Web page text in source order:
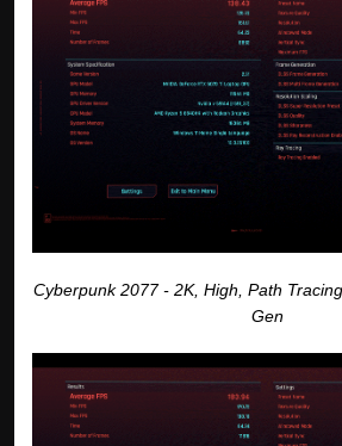
Cyberpunk 2077 - 2K, High, Path
Gen